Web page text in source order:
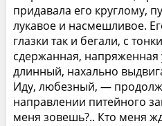
придавала его круглому,
лукавое и насмешливое.
глазки так и бегали, с
сдержанная, напряженная
длинный, нахально
Иду, любезный, —
направлении питейного
меня зовешь?.. Кто меня